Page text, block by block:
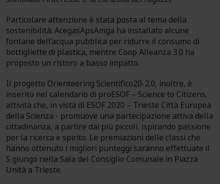
Particolare attenzione è stata posta al tema della
sostenibilità: AcegasApsAmga ha installato alcune
fontane dell’acqua pubblica per ridurre il consumo di
bottigliette di plastica, mentre Coop Alleanza 3.0 ha
proposto un ristoro a basso impatto.
Il progetto Orienteering Scientifico20-2.0, inoltre, è
inserito nel calendario di proESOF – Science to Citizens,
attività che, in vista di ESOF 2020 – Trieste Città Europea
della Scienza - promuove una partecipazione attiva della
cittadinanza, a partire dai più piccoli, ispirando passione
per la ricerca e spirito. Le premiazioni delle classi che
hanno ottenuto i migliori punteggi saranno effettuate il
5 giungo nella Sala del Consiglio Comunale in Piazza
Unità a Trieste.